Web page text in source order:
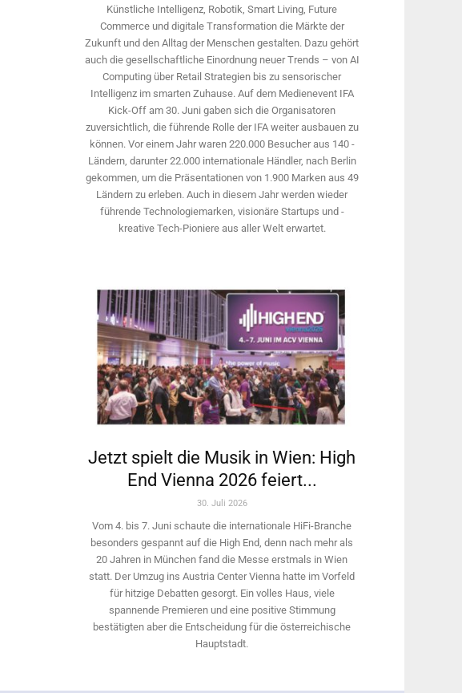
Künstliche Intelligenz, Robotik, Smart Living, Future
Commerce und digitale Trans­formation die Märkte der
Zukunft und den Alltag der Menschen gestalten. Dazu gehört
auch die gesellschaftliche Einordnung neuer Trends – von AI
Computing über Retail Strategien bis zu sensorischer
Intelligenz im smarten Zuhause. Auf dem Medien­event IFA
Kick-Off am 30. Juni gaben sich die Organisatoren
zuversichtlich, die führende Rolle der IFA weiter ausbauen zu
können. Vor einem Jahr ­waren 220.000 Besucher aus 140 ­
Ländern, ­darunter 22.000 internationale Händler, nach Berlin
gekommen, um die Präsen­tationen von 1.900 Marken aus 49
Ländern zu erleben. Auch in diesem Jahr werden wieder
führende Technologiemarken, visionäre Startups und ­
kreative Tech-Pioniere aus aller Welt erwartet.
Jetzt spielt die Musik in Wien: High
End Vienna 2026 feiert...
30. Juli 2026
Vom 4. bis 7. Juni schaute die internationale HiFi-Branche
besonders gespannt auf die High End, denn nach mehr als
20 Jahren in München fand die Messe erstmals in Wien
statt. Der Umzug ins Austria Center Vienna hatte im Vorfeld
für hitzige Debatten gesorgt. Ein volles Haus, viele
spannende Premieren und eine positive Stimmung
bestätigten aber die Entscheidung für die österreichische
Hauptstadt.